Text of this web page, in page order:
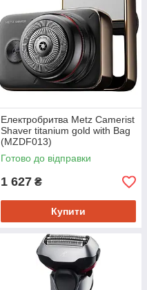
Електробритва Metz Camerist
Shaver titanium gold with Bag
(MZDF013)
Готово до відправки
1 627 ₴
Купити